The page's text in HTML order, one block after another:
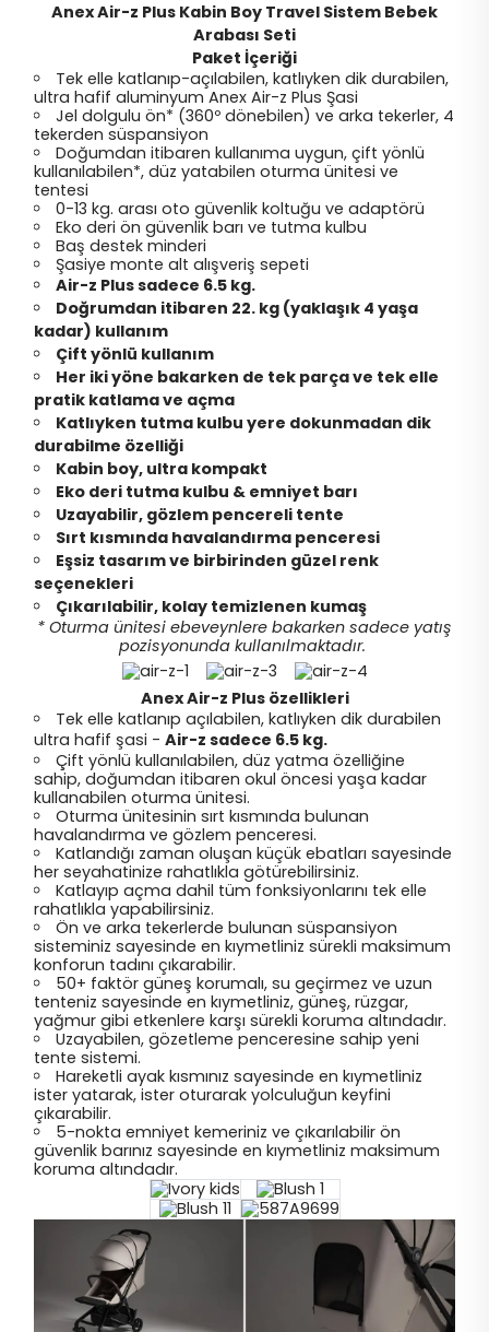
Anex Air-z Plus Kabin Boy Travel Sistem Bebek
Arabası Seti
Paket İçeriği
Tek elle katlanıp-açılabilen, katlıyken dik durabilen,
ultra hafif aluminyum Anex Air-z Plus Şasi
Jel dolgulu ön* (360º dönebilen) ve arka tekerler, 4
tekerden süspansiyon
Doğumdan itibaren kullanıma uygun, çift yönlü
kullanılabilen*, düz yatabilen oturma ünitesi ve
tentesi
0-13 kg. arası oto güvenlik koltuğu ve adaptörü
Eko deri ön güvenlik barı ve tutma kulbu
Baş destek minderi
Şasiye monte alt alışveriş sepeti
Air-z Plus sadece 6.5 kg.
Doğrumdan itibaren 22. kg (yaklaşık 4 yaşa
kadar) kullanım
Çift yönlü kullanım
Her iki yöne bakarken de tek parça ve tek elle
pratik katlama ve açma
Katlıyken tutma kulbu yere dokunmadan dik
durabilme özelliği
Kabin boy, ultra kompakt
Eko deri tutma kulbu & emniyet barı
Uzayabilir, gözlem pencereli tente
Sırt kısmında havalandırma penceresi
Eşsiz tasarım ve birbirinden güzel renk
seçenekleri
Çıkarılabilir, kolay temizlenen kumaş
* Oturma ünitesi ebeveynlere bakarken sadece yatış
pozisyonunda kullanılmaktadır.
Anex Air-z Plus özellikleri
Tek elle katlanıp açılabilen, katlıyken dik durabilen
ultra hafif şasi - Air-z sadece 6.5 kg.
Çift yönlü kullanılabilen, düz yatma özelliğine
sahip, doğumdan itibaren okul öncesi yaşa kadar
kullanabilen oturma ünitesi.
Oturma ünitesinin sırt kısmında bulunan
havalandırma ve gözlem penceresi.
Katlandığı zaman oluşan küçük ebatları sayesinde
her seyahatinize rahatlıkla götürebilirsiniz.
Katlayıp açma dahil tüm fonksiyonlarını tek elle
rahatlıkla yapabilirsiniz.
Ön ve arka tekerlerde bulunan süspansiyon
sisteminiz sayesinde en kıymetliniz sürekli maksimum
konforun tadını çıkarabilir.
50+ faktör güneş korumalı, su geçirmez ve uzun
tenteniz sayesinde en kıymetliniz, güneş, rüzgar,
yağmur gibi etkenlere karşı sürekli koruma altındadır.
Uzayabilen, gözetleme penceresine sahip yeni
tente sistemi.
Hareketli ayak kısmınız sayesinde en kıymetliniz
ister yatarak, ister oturarak yolculuğun keyfini
çıkarabilir.
5-nokta emniyet kemeriniz ve çıkarılabilir ön
güvenlik barınız sayesinde en kıymetliniz maksimum
koruma altındadır.